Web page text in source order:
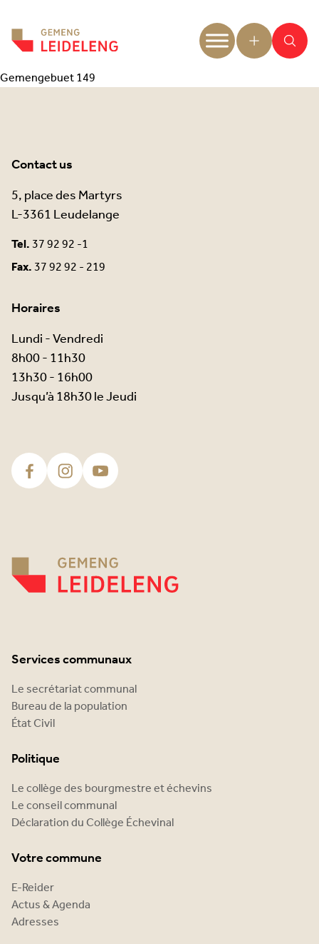
Gemengebuet 149
Contact us
5, place des Martyrs
L-3361 Leudelange
Tel.37 92 92 -1
Fax.37 92 92 - 219
Horaires
Lundi - Vendredi
8h00 - 11h30
13h30 - 16h00
Jusqu’à 18h30 le Jeudi
Services communaux
Le secrétariat communal
Bureau de la population
État Civil
Politique
Le collège des bourgmestre et échevins
Le conseil communal
Déclaration du Collège Échevinal
Votre commune
E-Reider
Actus & Agenda
Adresses